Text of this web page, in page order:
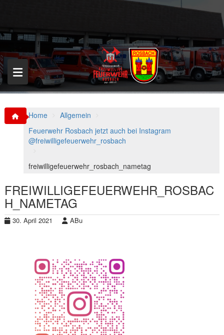
p
o
c
o
n
t
Home
Allgemein
Feuerwehr Rosbach jetzt auch bei Instagram
@freiwilligefeuerwehr_rosbach
freiwilligefeuerwehr_rosbach_nametag
FREIWILLIGEFEUERWEHR_ROSBAC
H_NAMETAG
30. April 2021 ABu